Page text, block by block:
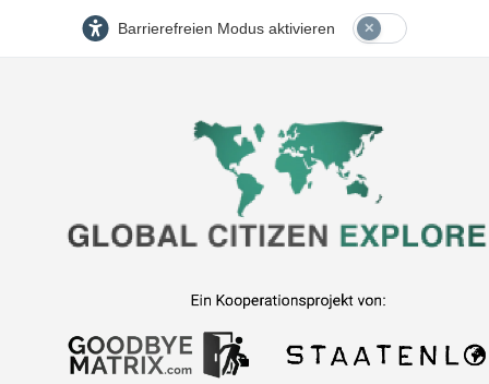
Barrierefreien Modus aktivieren